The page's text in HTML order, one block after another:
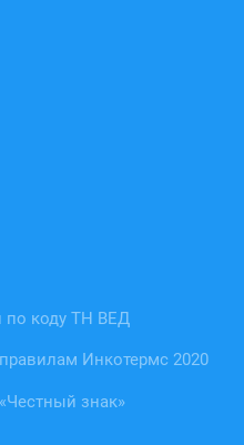
по коду ТН ВЕД
Инкотермс 2020
знак»